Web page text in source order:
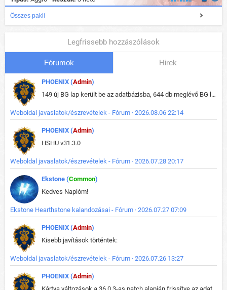
Összes pakli
Legfrissebb hozzászólások
Fórumok Hirek
PHOENIX (Admin)
149 új BG lap került be az adatbázisba, 644 db meglévő BG lap módosult, bekerültek az új képek a megváltozott lapokhoz is.
Weboldal javaslatok/észrevételek - Fórum · 2026.08.06 22:14
PHOENIX (Admin)
HSHU v31.3.0
Weboldal javaslatok/észrevételek - Fórum · 2026.07.28 20:17
Ekstone (Common)
Kedves Naplóm!
Ekstone Hearthstone kalandozásai - Fórum · 2026.07.27 07:09
PHOENIX (Admin)
Kisebb javítások történtek:
Weboldal javaslatok/észrevételek - Fórum · 2026.07.26 13:27
PHOENIX (Admin)